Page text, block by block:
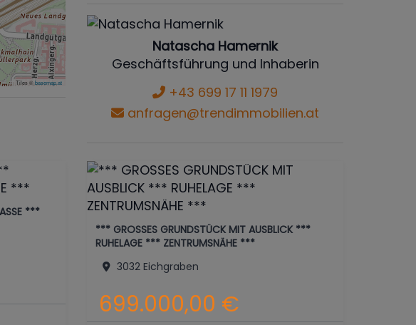
Tiles ©basemap.at
Natascha Hamernik
Geschäftsführung und Inhaberin
+43 699 17 11 1979
anfragen@trendimmobilien.at
***
*** GROSSES GRUNDSTÜCK MIT AUSBLICK ***
RUHELAGE *** ZENTRUMSNÄHE ***
3032 Eichgraben
699.000,00 €